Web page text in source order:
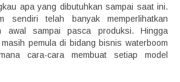
apa yang dibutuhkan sampai saat ini.
sendiri telah banyak memperlihatkan
awal sampai pasca produksi. Hingga
pemula di bidang bisnis waterboom
cara-cara membuat setiap model